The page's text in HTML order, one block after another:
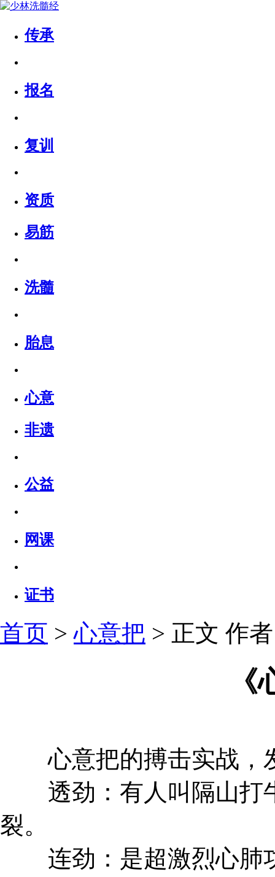
传承
报名
复训
资质
易筋
洗髓
胎息
心意
非遗
公益
网课
证书
首页 >心意把 > 正文 作
心意把的搏击实战，
透劲：有人叫隔山打
裂。
连劲：是超激烈心肺